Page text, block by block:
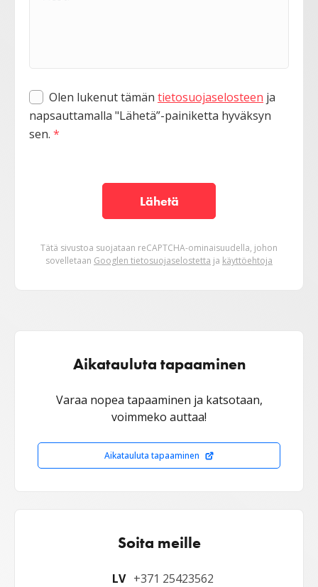
Olen lukenut tämän tietosuojaselosteen ja
napsauttamalla "Lähetä”-painiketta hyväksyn
sen. *
Lähetä
Tätä sivustoa suojataan reCAPTCHA-ominaisuudella, johon
sovelletaan Googlen tietosuojaselostetta ja käyttöehtoja
Aikatauluta tapaaminen
Varaa nopea tapaaminen ja katsotaan,
voimmeko auttaa!
Aikatauluta tapaaminen
Soita meille
LV +371 25423562